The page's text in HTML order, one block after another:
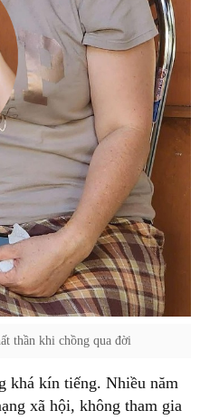
thần khi chồng qua đời
khá kín tiếng. Nhiều năm
xã hội, không tham gia